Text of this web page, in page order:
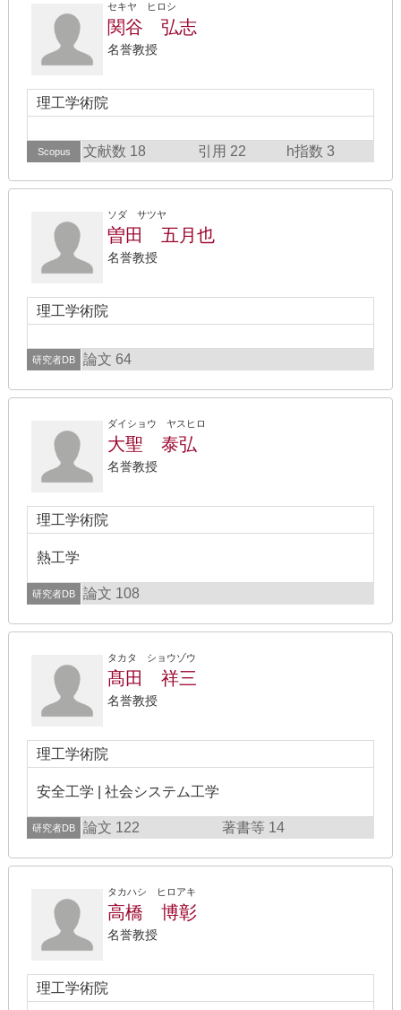
セキヤ ヒロシ
関谷 弘志
名誉教授
理工学術院
Scopus 文献数 18 引用 22 h指数 3
ソダ サツヤ
曽田 五月也
名誉教授
理工学術院
研究者DB 論文 64
ダイショウ ヤスヒロ
大聖 泰弘
名誉教授
理工学術院
熱工学
研究者DB 論文 108
タカタ ショウゾウ
髙田 祥三
名誉教授
理工学術院
安全工学 | 社会システム工学
研究者DB 論文 122 著書等 14
タカハシ ヒロアキ
高橋 博彰
名誉教授
理工学術院